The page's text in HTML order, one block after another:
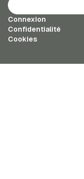
Connexion
Confidentialité
Cookies